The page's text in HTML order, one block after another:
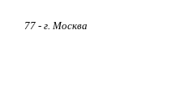
77 - г. Москва